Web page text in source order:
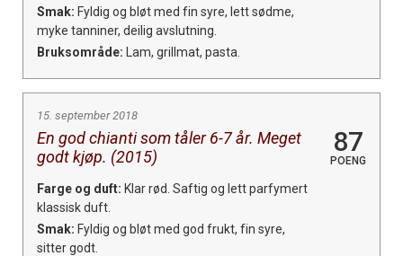
Smak: Fyldig og bløt med fin syre, lett sødme,
myke tanniner, deilig avslutning.
Bruksområde: Lam, grillmat, pasta.
15. september 2018
En god chianti som tåler 6-7 år. Meget
godt kjøp. (2015)
87
POENG
Farge og duft: Klar rød. Saftig og lett parfymert
klassisk duft.
Smak: Fyldig og bløt med god frukt, fin syre,
sitter godt.